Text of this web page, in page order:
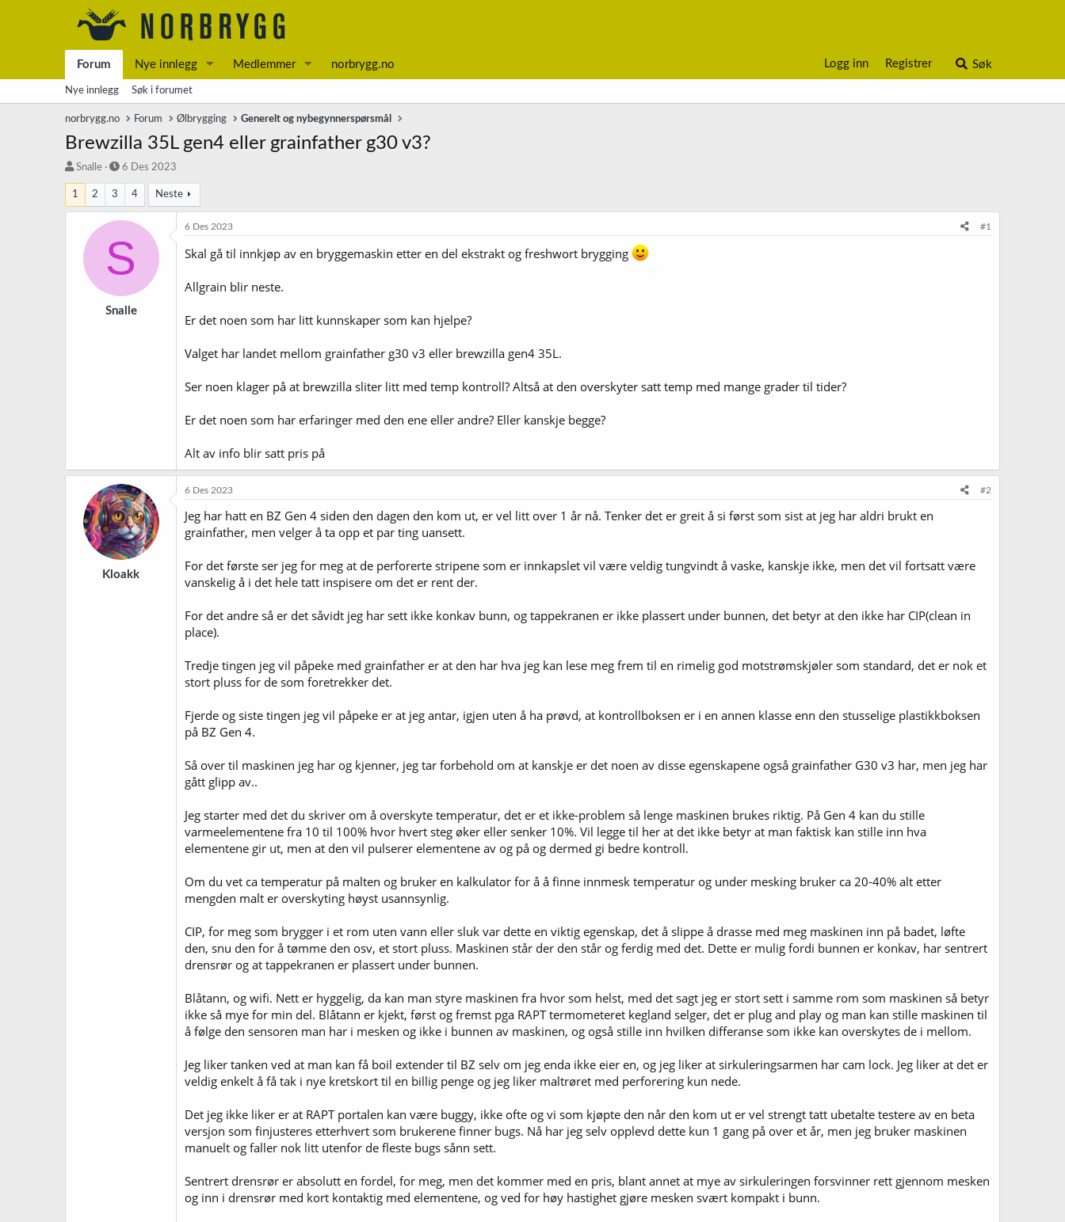
Forum Nye innlegg Medlemmer norbrygg.no Logg inn Registrer Søk
Nye innlegg Søk i forumet
norbrygg.no Forum Ølbrygging Generelt og nybegynnerspørsmål
Brewzilla 35L gen4 eller grainfather g30 v3?
T
r
å
d
Snalle
S
r
t
6 Des 2023
1 2 3 4 Neste
S
Snalle
6 Des 2023 #1
Skal gå til innkjøp av en bryggemaskin etter en del ekstrakt og freshwort brygging
Allgrain blir neste.
Er det noen som har litt kunnskaper som kan hjelpe?
Valget har landet mellom grainfather g30 v3 eller brewzilla gen4 35L.
Ser noen klager på at brewzilla sliter litt med temp kontroll? Altså at den overskyter satt temp med mange grader til tider?
Er det noen som har erfaringer med den ene eller andre? Eller kanskje begge?
Alt av info blir satt pris på
Kloakk
6 Des 2023 #2
Jeg har hatt en BZ Gen 4 siden den dagen den kom ut, er vel litt over 1 år nå. Tenker det er greit å si først som sist at jeg har aldri brukt en
grainfather, men velger å ta opp et par ting uansett.
For det første ser jeg for meg at de perforerte stripene som er innkapslet vil være veldig tungvindt å vaske, kanskje ikke, men det vil fortsatt være
vanskelig å i det hele tatt inspisere om det er rent der.
For det andre så er det såvidt jeg har sett ikke konkav bunn, og tappekranen er ikke plassert under bunnen, det betyr at den ikke har CIP(clean in
place).
Tredje tingen jeg vil påpeke med grainfather er at den har hva jeg kan lese meg frem til en rimelig god motstrømskjøler som standard, det er nok et
stort pluss for de som foretrekker det.
Fjerde og siste tingen jeg vil påpeke er at jeg antar, igjen uten å ha prøvd, at kontrollboksen er i en annen klasse enn den stusselige plastikkboksen
på BZ Gen 4.
Så over til maskinen jeg har og kjenner, jeg tar forbehold om at kanskje er det noen av disse egenskapene også grainfather G30 v3 har, men jeg har
gått glipp av..
Jeg starter med det du skriver om å overskyte temperatur, det er et ikke-problem så lenge maskinen brukes riktig. På Gen 4 kan du stille
varmeelementene fra 10 til 100% hvor hvert steg øker eller senker 10%. Vil legge til her at det ikke betyr at man faktisk kan stille inn hva
elementene gir ut, men at den vil pulserer elementene av og på og dermed gi bedre kontroll.
Om du vet ca temperatur på malten og bruker en kalkulator for å å finne innmesk temperatur og under mesking bruker ca 20-40% alt etter
mengden malt er overskyting høyst usannsynlig.
CIP, for meg som brygger i et rom uten vann eller sluk var dette en viktig egenskap, det å slippe å drasse med meg maskinen inn på badet, løfte
den, snu den for å tømme den osv, et stort pluss. Maskinen står der den står og ferdig med det. Dette er mulig fordi bunnen er konkav, har sentrert
drensrør og at tappekranen er plassert under bunnen.
Blåtann, og wifi. Nett er hyggelig, da kan man styre maskinen fra hvor som helst, med det sagt jeg er stort sett i samme rom som maskinen så betyr
ikke så mye for min del. Blåtann er kjekt, først og fremst pga RAPT termometeret kegland selger, det er plug and play og man kan stille maskinen til
å følge den sensoren man har i mesken og ikke i bunnen av maskinen, og også stille inn hvilken differanse som ikke kan overskytes de i mellom.
Jeg liker tanken ved at man kan få boil extender til BZ selv om jeg enda ikke eier en, og jeg liker at sirkuleringsarmen har cam lock. Jeg liker at det er
veldig enkelt å få tak i nye kretskort til en billig penge og jeg liker maltrøret med perforering kun nede.
Det jeg ikke liker er at RAPT portalen kan være buggy, ikke ofte og vi som kjøpte den når den kom ut er vel strengt tatt ubetalte testere av en beta
versjon som finjusteres etterhvert som brukerene finner bugs. Nå har jeg selv opplevd dette kun 1 gang på over et år, men jeg bruker maskinen
manuelt og faller nok litt utenfor de fleste bugs sånn sett.
Sentrert drensrør er absolutt en fordel, for meg, men det kommer med en pris, blant annet at mye av sirkuleringen forsvinner rett gjennom mesken
og inn i drensrør med kort kontaktig med elementene, og ved for høy hastighet gjøre mesken svært kompakt i bunn.